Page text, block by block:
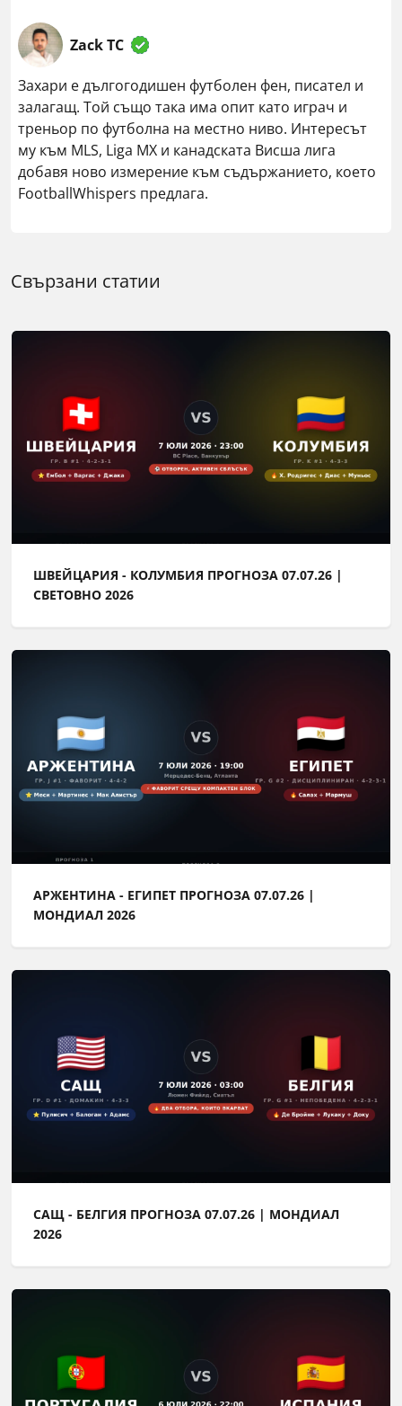
Zack TC
Захари е дългогодишен футболен фен, писател и
залагащ. Той също така има опит като играч и
треньор по футболна на местно ниво. Интересът
му към MLS, Liga MX и канадската Висша лига
добавя ново измерение към съдържанието, което
FootballWhispers предлага.
Свързани статии
ШВЕЙЦАРИЯ - КОЛУМБИЯ ПРОГНОЗА 07.07.26 |
СВЕТОВНО 2026
АРЖЕНТИНА - ЕГИПЕТ ПРОГНОЗА 07.07.26 |
МОНДИАЛ 2026
САЩ - БЕЛГИЯ ПРОГНОЗА 07.07.26 | МОНДИАЛ
2026